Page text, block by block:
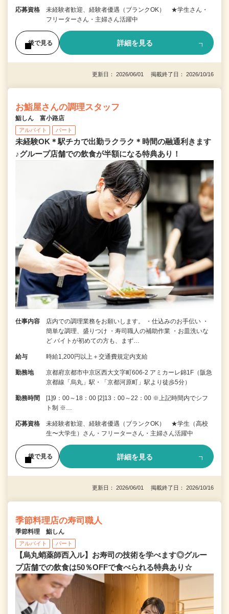
応募資格
未経験者歓迎、経験者優遇（ブランクOK） ★学生さん・
フリーターさん・主婦さん活躍中
後で見る 詳細を見る
更新日： 2026/06/01 掲載終了日： 2026/10/16
お鮨屋さんの調理スタッフ
鮨しん 富小路店
アルバイト パート
未経験OK＊駅チカで出勤ラクラク＊時間の融通利きます
♪グループ店舗での飲食が半額になる特典あり！
仕事内容
店内での調理業務をお願いします。 ・仕込みのお手伝い ・
簡単な調理、盛りつけ ・寿司職人の補助作業 ・お皿洗いな
ど バイトが初めての方も、まず…
給与 時給1,200円以上＋交通費規定内支給
勤務地
京都府京都市中京区西大文字町606-2 アミカーレ錦1F（阪急
京都線「烏丸」駅・「京都河原町」駅より徒歩5分）
勤務時間
[1]9：00～18：00 [2]13：00～22：00 ※上記時間内でシフ
ト制 ※…
応募資格
未経験者歓迎、経験者優遇（ブランクOK） ★学生（高校
生〜大学生）さん・フリーターさん・主婦さん活躍中
後で見る 詳細を見る
更新日： 2026/06/01 掲載終了日： 2026/10/16
季節料理店の寿司職人
季節料理 鮨しん
アルバイト パート
【烏丸蛸薬師西入ル】お寿司の技術を学べます◎グルー
プ店舗での飲食は50％OFFで食べられる特典あり☆